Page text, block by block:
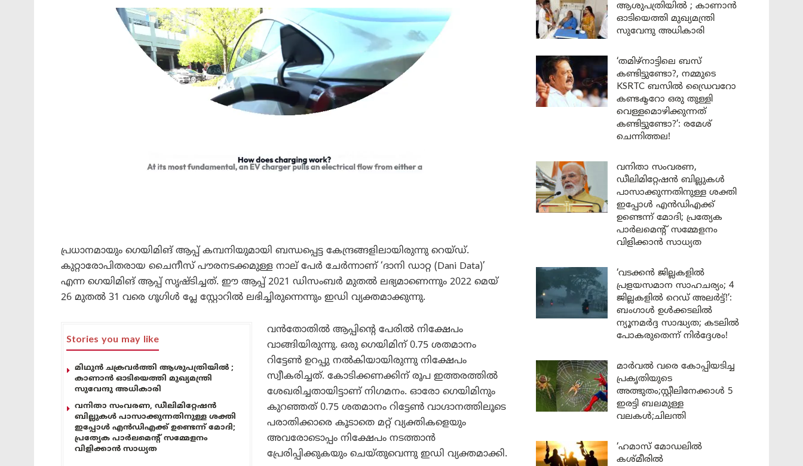
പ്രധാനമായും ഗെയിമിങ് ആപ്പ് കമ്പനിയുമായി ബന്ധപ്പെട്ട കേന്ദ്രങ്ങളിലായിരുന്നു റെയ്ഡ്.
കുറ്റാരോപിതരായ ചൈനീസ് പൗരനടക്കമുള്ള നാല് പേർ ചേർന്നാണ് ‘ദാനി ഡാറ്റ (Dani Data)’
എന്ന ഗെയിമിങ് ആപ്പ് സൃഷ്ടിച്ചത്. ഈ ആപ്പ് 2021 ഡിസംബർ മുതൽ ലഭ്യമാണെന്നും 2022 മെയ്
26 മുതൽ 31 വരെ ഗൂഗിൾ പ്ലേ സ്റ്റോറിൽ ലഭിച്ചിരുന്നെന്നും ഇഡി വ്യക്തമാക്കുന്നു.
Stories you may like
മിഥുൻ ചക്രവർത്തി ആശുപത്രിയിൽ ;
കാണാൻ ഓടിയെത്തി മുഖ്യമന്ത്രി
സുവേന്ദു അധികാരി
വനിതാ സംവരണ, ഡീലിമിറ്റേഷൻ
ബില്ലുകൾ പാസാക്കുന്നതിനുള്ള ശക്തി
ഇപ്പോൾ എൻഡിഎക്ക് ഉണ്ടെന്ന് മോദി;
പ്രത്യേക പാർലമെന്റ് സമ്മേളനം
വിളിക്കാൻ സാധ്യത
വൻതോതിൽ ആപ്പിന്റെ പേരിൽ നിക്ഷേപം
വാങ്ങിയിരുന്നു. ഒരു ഗെയിമിന് 0.75 ശതമാനം
റിട്ടേൺ ഉറപ്പു നൽകിയായിരുന്നു നിക്ഷേപം
സ്വീകരിച്ചത്. കോടിക്കണക്കിന് രൂപ ഇത്തരത്തിൽ
ശേഖരിച്ചതായിട്ടാണ് നിഗമനം. ഓരോ ഗെയിമിനും
കുറഞ്ഞത് 0.75 ശതമാനം റിട്ടേൺ വാഗ്ദാനത്തിലൂടെ
പരാതിക്കാരെ കൂടാതെ മറ്റ് വ്യക്തികളെയും
അവരോടൊപ്പം നിക്ഷേപം നടത്താൻ
പ്രേരിപ്പിക്കുകയും ചെയ്തുവെന്നു ഇഡി വ്യക്തമാക്കി.
ആശുപത്രിയിൽ ; കാണാൻ
ഓടിയെത്തി മുഖ്യമന്ത്രി
സുവേന്ദു അധികാരി
‘തമിഴ്‌നാട്ടിലെ ബസ്
കണ്ടിട്ടുണ്ടോ?, നമ്മുടെ
KSRTC ബസിൽ ഡ്രൈവറോ
കണ്ടക്ടറോ ഒരു തുള്ളി
വെള്ളമൊഴിക്കുന്നത്
കണ്ടിട്ടുണ്ടോ?’: രമേശ്
ചെന്നിത്തല!
വനിതാ സംവരണ,
ഡീലിമിറ്റേഷൻ ബില്ലുകൾ
പാസാക്കുന്നതിനുള്ള ശക്തി
ഇപ്പോൾ എൻഡിഎക്ക്
ഉണ്ടെന്ന് മോദി; പ്രത്യേക
പാർലമെന്റ് സമ്മേളനം
വിളിക്കാൻ സാധ്യത
‘വടക്കൻ ജില്ലകളിൽ
പ്രളയസമാന സാഹചര്യം; 4
ജില്ലകളിൽ റെഡ് അലർട്ട്!’:
ബംഗാൾ ഉൾക്കടലിൽ
ന്യൂനമർദ്ദ സാദ്ധ്യത; കടലിൽ
പോകരുതെന്ന് നിർദ്ദേശം!
മാർവൽ വരെ കോപ്പിയടിച്ച
പ്രകൃതിയുടെ
അത്ഭുതം;സ്റ്റീലിനേക്കാൾ 5
ഇരട്ടി ബലമുള്ള
വലകൾ;ചിലന്തി
‘ഹമാസ് മോഡലിൽ
കശ്മീരിൽ